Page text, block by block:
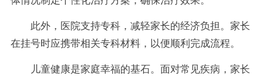
此外，医院支持专科，减轻家长的经济负担。家长
在挂号时应携带相关专科材料，以便顺利完成流程。
儿童健康是家庭幸福的基石。面对常见疾病，家长